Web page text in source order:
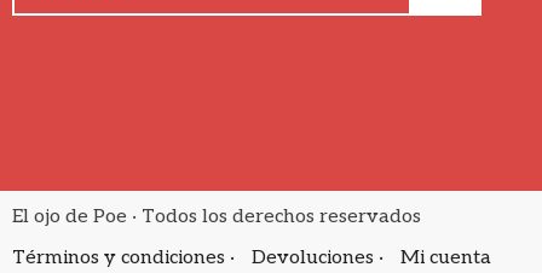
El ojo de Poe · Todos los derechos reservados
Términos y condiciones ·
Devoluciones · Mi cuenta